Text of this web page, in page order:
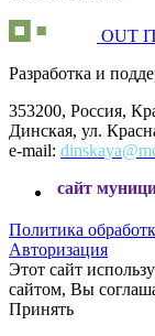
OUT
Разработка и
353200, Россия,
Динская, ул.
e-mail:
Политика
Авторизация
Этот сайт
сайтом, Вы
Принять